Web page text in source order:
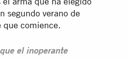
segundo verano de
que comience.
el inoperante